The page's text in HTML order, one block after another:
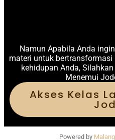
Namun Apabila Anda
materi untuk
kehidupan Anda,
Menemui
Akses Kelas
Powered by